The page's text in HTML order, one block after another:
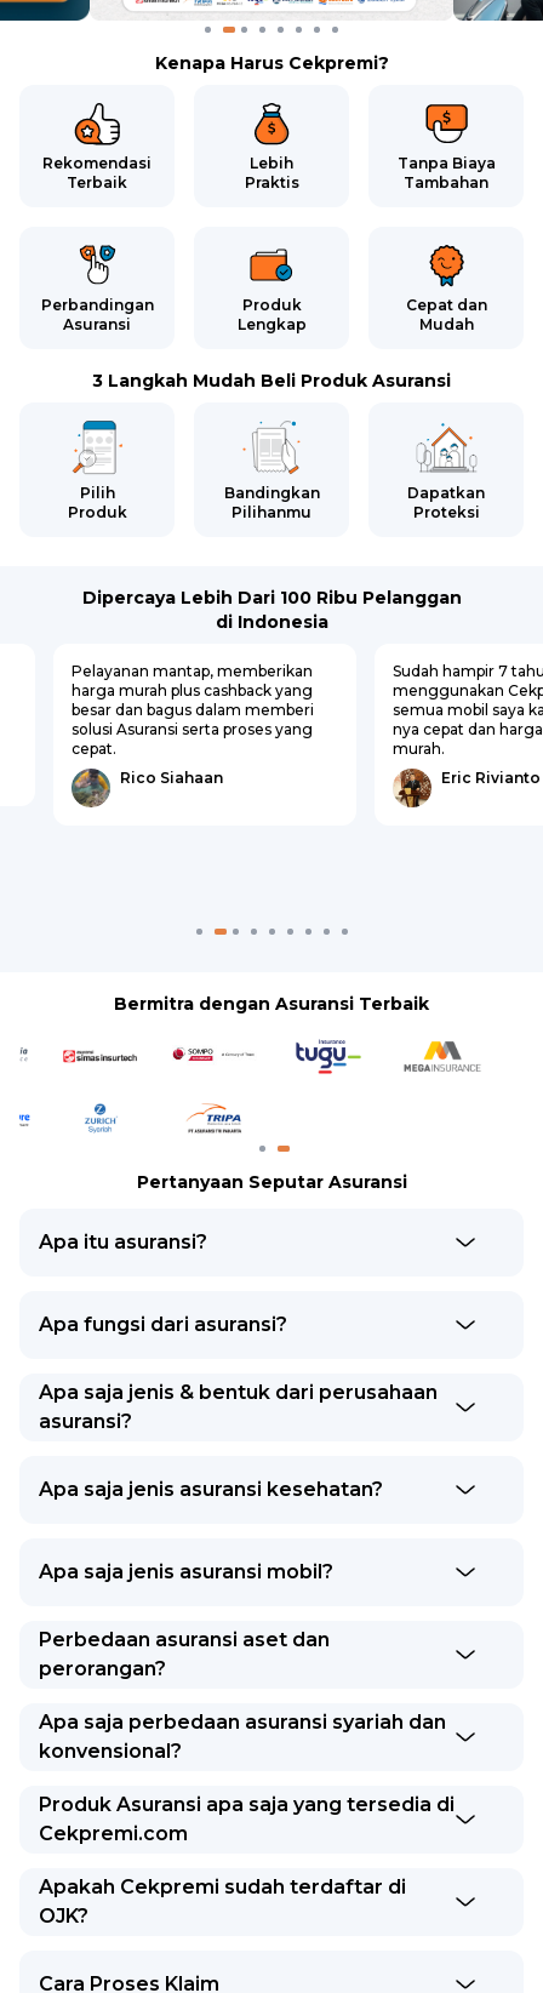
Kenapa Harus Cekpremi?
Rekomendasi
Terbaik
Lebih
Praktis
Tanpa Biaya
Tambahan
Perbandingan
Asuransi
Produk
Lengkap
Cepat dan
Mudah
3 Langkah Mudah Beli Produk Asuransi
Pilih
Produk
Bandingkan
Pilihanmu
Dapatkan
Proteksi
Dipercaya Lebih Dari 100 Ribu Pelanggan
di Indonesia
Pelayanan mantap, memberikan
harga murah plus cashback yang
besar dan bagus dalam memberi
solusi Asuransi serta proses yang
cepat.
Rico Siahaan
Sudah hampir 7
menggunakan
semua mobil saya
nya cepat dan
murah.
Eric Rivianto
Bermitra dengan Asuransi Terbaik
Pertanyaan Seputar Asuransi
Apa itu asuransi?
Apa fungsi dari asuransi?
Apa saja jenis & bentuk dari perusahaan
asuransi?
Apa saja jenis asuransi kesehatan?
Apa saja jenis asuransi mobil?
Perbedaan asuransi aset dan
perorangan?
Apa saja perbedaan asuransi syariah dan
konvensional?
Produk Asuransi apa saja yang tersedia di
Cekpremi.com
Apakah Cekpremi sudah terdaftar di
OJK?
Cara Proses Klaim